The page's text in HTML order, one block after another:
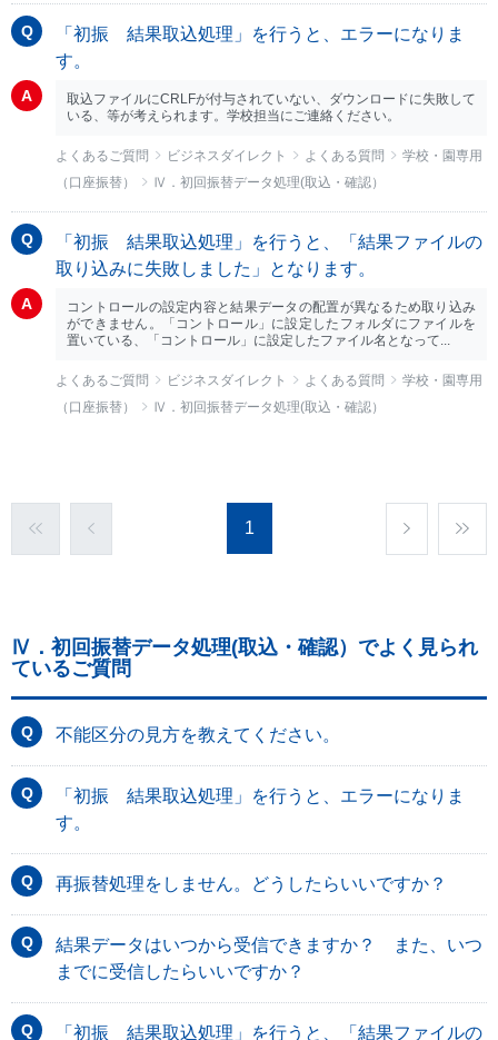
「初振 結果取込処理」を行うと、エラーになりま
す。
取込ファイルにCRLFが付与されていない、ダウンロードに失敗して
いる、等が考えられます。学校担当にご連絡ください。
よくあるご質問 ビジネスダイレクト よくある質問
学校・園専用
（口座振替）
Ⅳ．初回振替データ処理(取込・確認）
「初振 結果取込処理」を行うと、「結果ファイルの
取り込みに失敗しました」となります。
コントロールの設定内容と結果データの配置が異なるため取り込み
ができません。「コントロール」に設定したフォルダにファイルを
置いている、「コントロール」に設定したファイル名となって...
よくあるご質問 ビジネスダイレクト よくある質問
学校・園専用
（口座振替）
Ⅳ．初回振替データ処理(取込・確認）
1
Ⅳ．初回振替データ処理(取込・確認）でよく見られ
ているご質問
不能区分の見方を教えてください。
「初振 結果取込処理」を行うと、エラーになりま
す。
再振替処理をしません。どうしたらいいですか？
結果データはいつから受信できますか？ また、いつ
までに受信したらいいですか？
「初振 結果取込処理」を行うと、「結果ファイルの